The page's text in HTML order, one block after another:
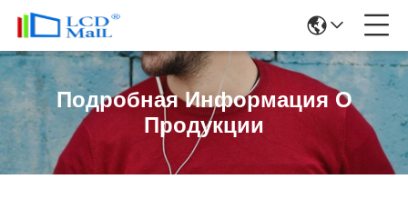
Подробная Информация О
Продукции